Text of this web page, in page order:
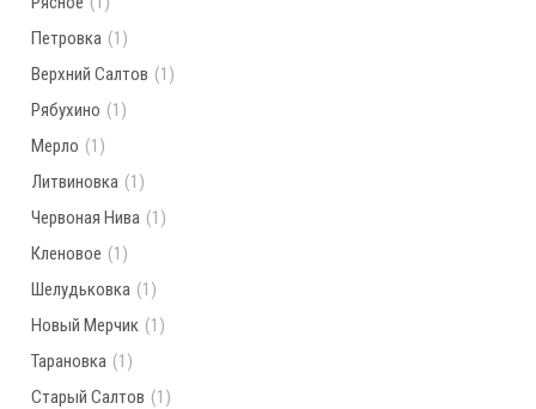
Петровка (1)
Верхний Салтов (1)
Рябухино (1)
Мерло (1)
Литвиновка (1)
Червоная Нива (1)
Кленовое (1)
Шелудьковка (1)
Новый Мерчик (1)
Тарановка (1)
Старый Салтов (1)